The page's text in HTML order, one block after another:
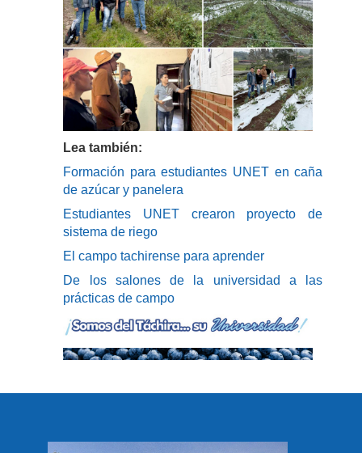
Lea también:
Formación para estudiantes UNET en caña
de azúcar y panelera
Estudiantes UNET crearon proyecto de
sistema de riego
El campo tachirense para aprender
De los salones de la universidad a las
prácticas de campo